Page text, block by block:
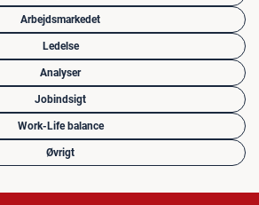
Arbejdsmarkedet
Ledelse
Analyser
Jobindsigt
Work-Life balance
Øvrigt